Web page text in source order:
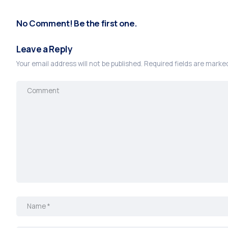
No Comment! Be the first one.
Leave a Reply
Your email address will not be published. Required fields are